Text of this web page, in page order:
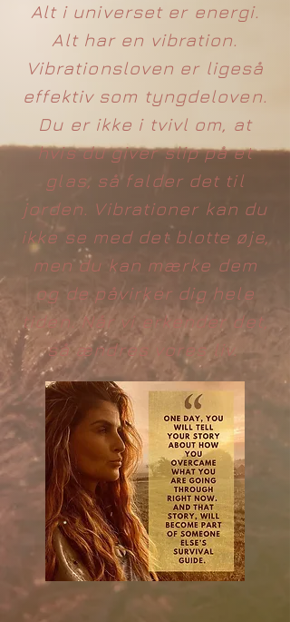
Alt i universet er energi.
Alt har en vibration.
Vibrationsloven er ligeså
effektiv som tyngdeloven.
Du er ikke i tvivl om, at
hvis du giver slip på et
glas, så falder det til
jorden. Vibrationer kan du
ikke se med det blotte øje,
men du kan mærke dem
og de påvirker dig hele
tiden. Når vi erkender det,
så ændres vores liv.